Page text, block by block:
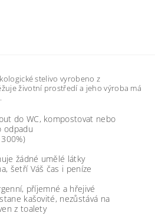
stelivo vyrobeno z
životní prostředí a jeho výroba má
do WC, kompostovat nebo
odpadu
žádné umělé látky
šetří Váš čas i peníze
příjemné a hřejivé
kašovité, nezůstává na
z toalety